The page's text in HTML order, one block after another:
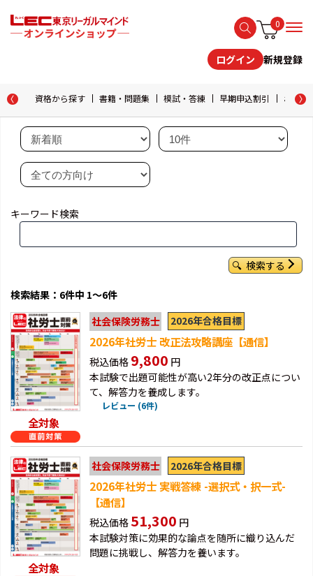
0
ログイン 新規登録
資格から探す 書籍・問題集 模試・答練 早期申込割引 おため
キーワード検索
検索する
検索結果：6件中 1～6件
全対象
社会保険労務士 2026年合格目標
2026年社労士 改正法攻略講座【通信】
税込価格 9,800 円
本試験で出題可能性が高い2年分の改正点につい
て、解答力を養成します。
レビュー (6件)
全対象
社会保険労務士 2026年合格目標
2026年社労士 実戦答練 -選択式・択一式-
【通信】
税込価格 51,300 円
本試験対策に効果的な論点を随所に織り込んだ
問題に挑戦し、解答力を養います。